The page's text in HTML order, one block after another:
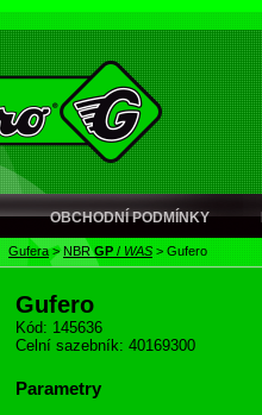
OBCHODNÍ PODMÍNKY
Gufera> NBRGP / WAS > Gufero
Gufero
Kód: 145636
Celní sazebník: 40169300
Parametry